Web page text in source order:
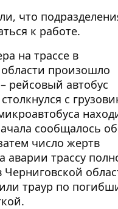
что
к работе.
на трассе в
произошло
рейсовый автобус
с
сообщалось
число жертв
аварии трассу
Черниговской
траур по
.